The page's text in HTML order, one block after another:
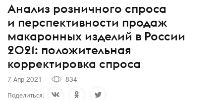
Анализ розничного спроса
и перспективности продаж
макаронных изделий в России
2021: положительная
корректировка спроса
7 Апр 2021
834
Поделиться: